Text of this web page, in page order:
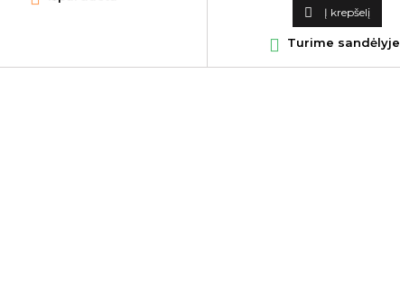
kaina
 Į krepšelį
 Turime sandėlyje